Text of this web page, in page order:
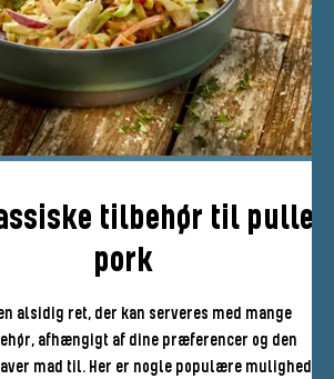
tilbehør til pulled
pork
alsidig ret, der kan serveres med mange
afhængigt af dine præferencer og den
mad til. Her er nogle populære muligheder,